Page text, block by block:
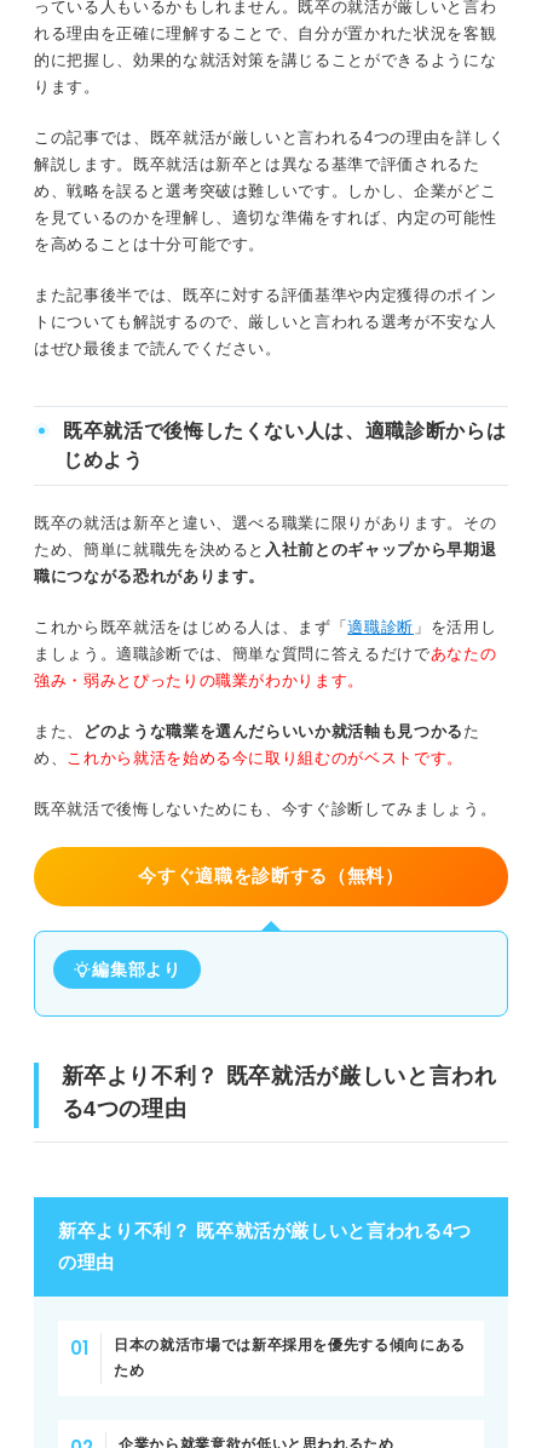
破するポイント6選
①既卒になった理由を簡潔に説明できるよ
②既卒期間におこなっていたことを整理す
る
③既卒就活に強いエージェントに登録する
④志望分野に活かせる資格やスキルを身に
⑤採用枠が少ないため幅広い業界・業種に
興味を持つ
⑥経験を積んだ後に転職する道もあること
を理解する
アピールして差別化を図ろう！ 既卒ならではの強
み
挫折を乗り越えた経験
を獲得した成功事例
する方法
空白期間があるからこその強みを活かして厳しい既
卒就活を乗り越えよう
っている人もいるかもしれません。既卒の就活が厳しいと言わ
れる理由を正確に理解することで、自分が置かれた状況を客観
的に把握し、効果的な就活対策を講じることができるようにな
ります。
この記事では、既卒就活が厳しいと言われる4つの理由を詳しく
解説します。既卒就活は新卒とは異なる基準で評価されるた
め、戦略を誤ると選考突破は難しいです。しかし、企業がどこ
を見ているのかを理解し、適切な準備をすれば、内定の可能性
を高めることは十分可能です。
また記事後半では、既卒に対する評価基準や内定獲得のポイン
トについても解説するので、厳しいと言われる選考が不安な人
はぜひ最後まで読んでください。
既卒就活で後悔したくない人は、適職診断からは
じめよう
既卒の就活は新卒と違い、選べる職業に限りがあります。その
ため、簡単に就職先を決めると 入社前とのギャップから早期退
職につながる恐れがあります。
これから既卒就活をはじめる人は、まず「適職診断 」を活用し
ましょう。適職診断では、簡単な質問に答えるだけであなたの
強み・弱みとぴったりの職業がわかります。
また、 どのような職業を選んだらいいか就活軸も見つかる た
め、 これから就活を始める今に取り組むのがベストです。
既卒就活で後悔しないためにも、今すぐ診断してみましょう。
今すぐ適職を診断する（無料）
編集部より
新卒より不利？ 既卒就活が厳しいと言われ
る4つの理由
新卒より不利？ 既卒就活が厳しいと言われる4つ
の理由
日本の就活市場では新卒採用を優先する傾向にある
ため
①日本の就活市場では新卒採用を優先する傾向にあるため
③実務で活かせるスキルや経験が少ないため
④大学のキャリアセンターを利用しにくく就活の相談相手が少
ないため
データで確認！ 2023年度の既卒就活の内定率
関連Q&A
②誰にも相談せずに1人で対策をしている
④既卒就活が不利であることを客観的に把握できていない
本当に厳しい？ 既卒のリアルな就活事情を採用経験者が
解説
何を見られている？ 既卒に対する4つの評価基準
①既卒になった理由
③既卒期間中に得た学び
できることから実践しよう！ 厳しい既卒就活を突破する
ポイント6選
②既卒期間におこなっていたことを整理する
④志望分野に活かせる資格やスキルを身に付ける
⑤採用枠が少ないため幅広い業界・業種に興味を持つ
⑥経験を積んだ後に転職する道もあることを理解する